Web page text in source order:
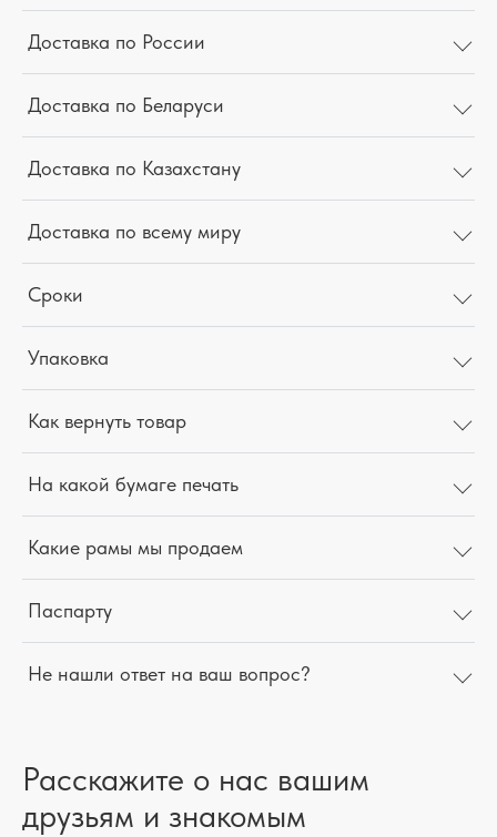
Доставка по России
Доставка по Беларуси
Доставка по Казахстану
Доставка по всему миру
Сроки
Упаковка
Как вернуть товар
На какой бумаге печать
Какие рамы мы продаем
Паспарту
Не нашли ответ на ваш вопрос?
Расскажите о нас вашим
друзьям и знакомым